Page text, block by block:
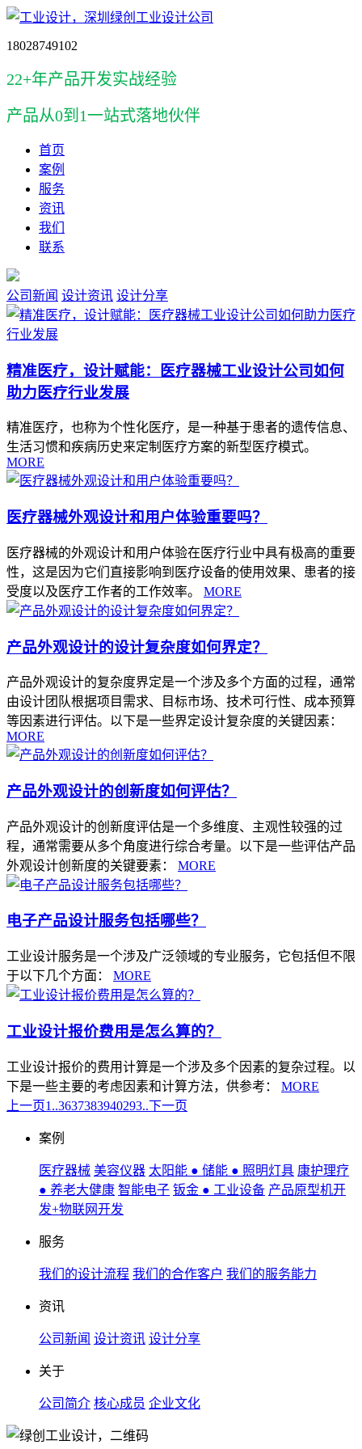
18028749102
22+年产品开发实战经验
产品从0到1一站式落地伙伴
首页
案例
服务
资讯
我们
联系
公司新闻 设计资讯 设计分享
精准医疗，设计赋能：医疗器械工业设计公司如何
助力医疗行业发展
精准医疗，也称为个性化医疗，是一种基于患者的遗传信息、
生活习惯和疾病历史来定制医疗方案的新型医疗模式。
MORE
医疗器械外观设计和用户体验重要吗？
医疗器械的外观设计和用户体验在医疗行业中具有极高的重要
性，这是因为它们直接影响到医疗设备的使用效果、患者的接
受度以及医疗工作者的工作效率。
MORE
产品外观设计的设计复杂度如何界定？
产品外观设计的复杂度界定是一个涉及多个方面的过程，通常
由设计团队根据项目需求、目标市场、技术可行性、成本预算
等因素进行评估。以下是一些界定设计复杂度的关键因素：
MORE
产品外观设计的创新度如何评估？
产品外观设计的创新度评估是一个多维度、主观性较强的过
程，通常需要从多个角度进行综合考量。以下是一些评估产品
外观设计创新度的关键要素：
MORE
电子产品设计服务包括哪些？
工业设计服务是一个涉及广泛领域的专业服务，它包括但不限
于以下几个方面：
MORE
工业设计报价费用是怎么算的？
工业设计报价的费用计算是一个涉及多个因素的复杂过程。以
下是一些主要的考虑因素和计算方法，供参考：
MORE
上一页1..3637383940293..下一页
案例
医疗器械 美容仪器 太阳能 ● 储能 ● 照明灯具 康护理疗
● 养老大健康 智能电子 钣金 ● 工业设备 产品原型机开
发+物联网开发
服务
我们的设计流程 我们的合作客户 我们的服务能力
资讯
公司新闻 设计资讯 设计分享
关于
公司简介 核心成员 企业文化